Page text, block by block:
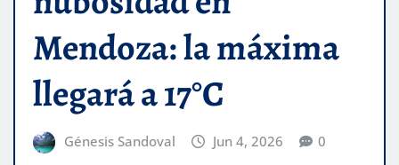
Mendoza: la máxima
llegará a 17°C
Génesis Sandoval Jun 4, 2026 0